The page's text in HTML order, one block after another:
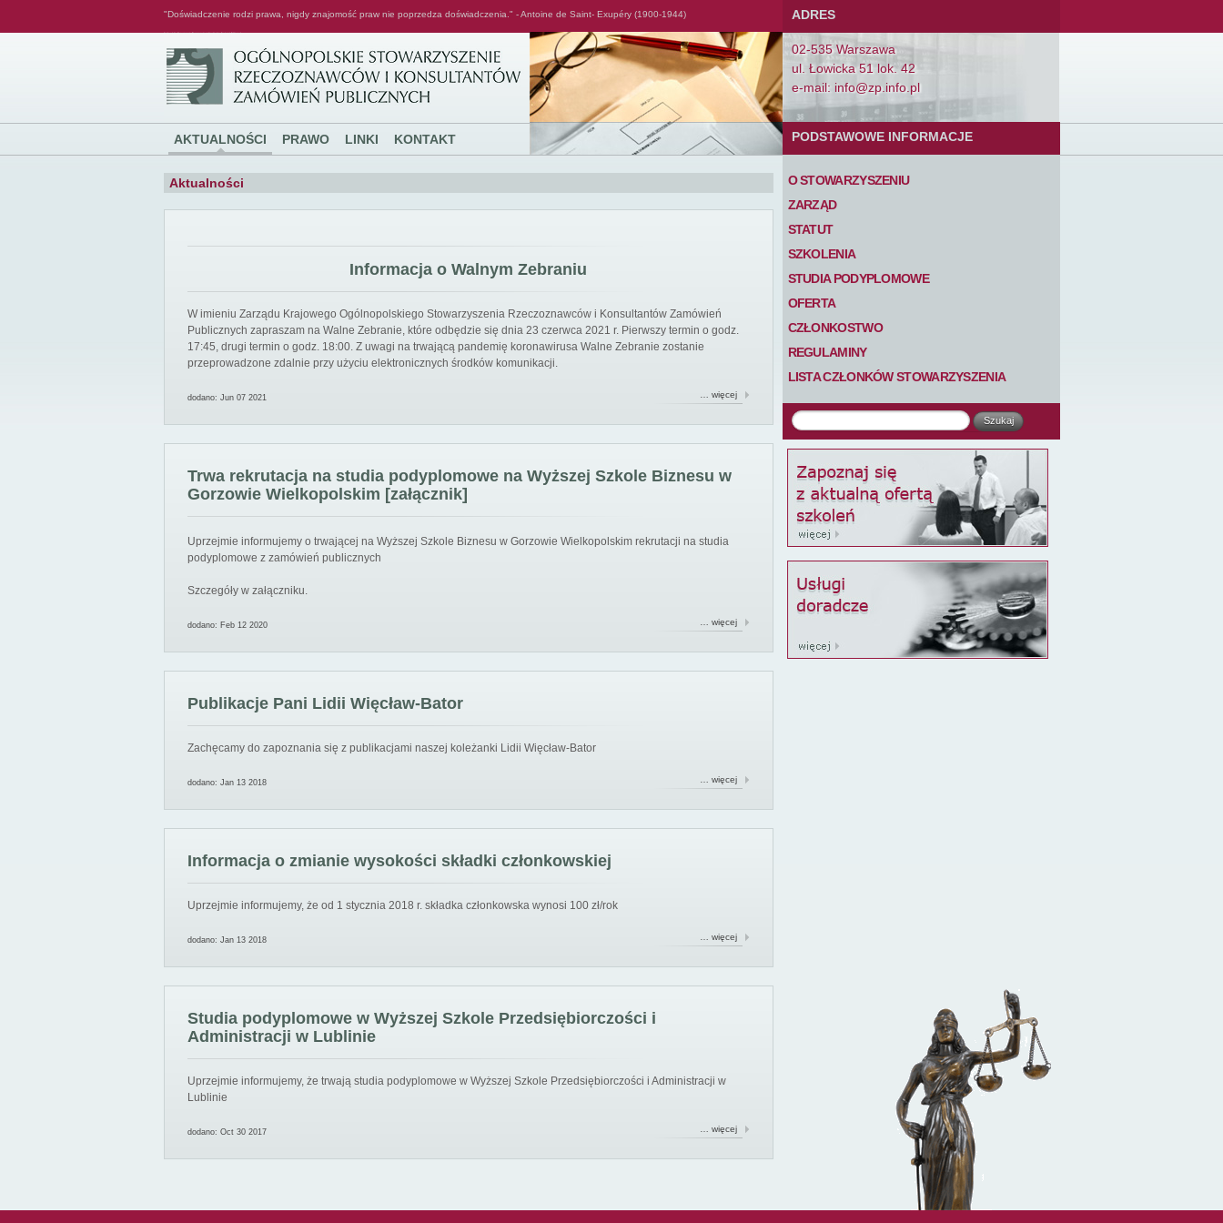
"Doświadczenie rodzi prawa, nigdy znajomość praw nie poprzedza doświadczenia." - Antoine de Saint- Exupéry (1900-1944)
AKTUALNOŚCI PRAWO LINKI KONTAKT
ADRES
02-535 Warszawa
ul. Łowicka 51 lok. 42
e-mail: info@zp.info.pl
PODSTAWOWE INFORMACJE
O STOWARZYSZENIU
ZARZĄD
STATUT
SZKOLENIA
STUDIA PODYPLOMOWE
OFERTA
CZŁONKOSTWO
REGULAMINY
LISTA CZŁONKÓW STOWARZYSZENIA
Aktualności
Informacja o Walnym Zebraniu
W imieniu Zarządu Krajowego Ogólnopolskiego Stowarzyszenia Rzeczoznawców i Konsultantów Zamówień
Publicznych zapraszam na Walne Zebranie, które odbędzie się dnia 23 czerwca 2021 r. Pierwszy termin o godz.
17:45, drugi termin o godz. 18:00. Z uwagi na trwającą pandemię koronawirusa Walne Zebranie zostanie
przeprowadzone zdalnie przy użyciu elektronicznych środków komunikacji.
dodano: Jun 07 2021 … więcej
Trwa rekrutacja na studia podyplomowe na Wyższej Szkole Biznesu w
Gorzowie Wielkopolskim [załącznik]
Uprzejmie informujemy o trwającej na Wyższej Szkole Biznesu w Gorzowie Wielkopolskim rekrutacji na studia
podyplomowe z zamówień publicznych
Szczegóły w załączniku.
dodano: Feb 12 2020 … więcej
Publikacje Pani Lidii Więcław-Bator
Zachęcamy do zapoznania się z publikacjami naszej koleżanki Lidii Więcław-Bator
dodano: Jan 13 2018 … więcej
Informacja o zmianie wysokości składki członkowskiej
Uprzejmie informujemy, że od 1 stycznia 2018 r. składka członkowska wynosi 100 zł/rok
dodano: Jan 13 2018 … więcej
Studia podyplomowe w Wyższej Szkole Przedsiębiorczości i
Administracji w Lublinie
Uprzejmie informujemy, że trwają studia podyplomowe w Wyższej Szkole Przedsiębiorczości i Administracji w
Lublinie
dodano: Oct 30 2017 … więcej